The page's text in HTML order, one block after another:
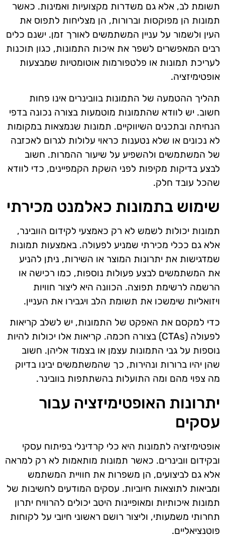
תשומת לב, אלא גם משדרות מקצועיות ואמינות. כאשר
תמונות הן מפוקסות וברורות, הן מצליחות לתפוס את
העין ולשמור על עניין המשתמשים לאורך זמן. ישנם כלים
רבים המאפשרים לשפר את איכות התמונות, כגון תוכנות
לעריכת תמונות או פלטפורמות אוטומטיות שמבצעות
אופטימיזציה.
תהליך ההטמעה של התמונות בוובינרים אינו פחות
חשוב. יש לוודא שהתמונות מוטמעות בצורה נכונה בדפי
הנחיתה ובתכנים השיווקיים. תמונות שנמצאות במקומות
לא נכונים או שלא נטענות כראוי עלולות לגרום לאכזבה
של המשתמשים ולהשפיע על שיעור ההמרות. חשוב
לבצע בדיקות מקיפות לפני השקת הקמפיינים, כדי לוודא
שהכל עובד חלק.
שימוש בתמונות כאלמנט מכירתי
תמונות יכולות לשמש לא רק כאמצעי לקידום הוובינר,
אלא גם ככלי מכירתי שמניע לפעולה. באמצעות תמונות
שמדגישות את יתרונות המוצר או השירות, ניתן להניע
את המשתמשים לבצע פעולות נוספות, כמו רכישה או
הרשמה לרשימת תפוצה. הכוונה היא ליצור חוויות
ויזואליות שימשכו את תשומת הלב ויגבירו את העניין.
כדי למקסם את האפקט של התמונות, יש לשלב קריאות
לפעולה (CTAs) בצורה חכמה. קריאות אלו יכולות להיות
נוספות על גבי התמונות עצמן או בצמוד אליהן. חשוב
שהן יהיו ברורות ונהירות, כך שהמשתמשים יבינו בדיוק
מה צפוי מהם ומה התועלות בהשתתפות בוובינר.
יתרונות האופטימיזציה עבור
עסקים
אופטימיזציה לתמונות היא כלי קרדינלי בפיתוח עסקי
ובקידום וובינרים. כאשר תמונות מותאמות לא רק למראה
אלא גם לביצועים, הן משפרות את חוויית המשתמש
ומביאות לתוצאות חיוביות. עסקים המודעים לחשיבות של
תמונות איכותיות ומאופיינות היטב יכולים להרוויח יתרון
תחרותי משמעותי, וליצור רושם ראשוני חיובי על לקוחות
פוטנציאליים.